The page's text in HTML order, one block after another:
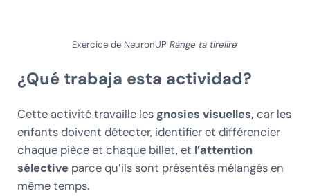
Exercice de NeuronUPRange ta tirelire
¿Qué trabaja esta actividad?
Cette activité travaille lesgnosies visuelles,car les
enfants doivent détecter, identifier et différencier
chaque pièce et chaque billet, et l’attention
sélectiveparce qu’ils sont présentés mélangés en
même temps.